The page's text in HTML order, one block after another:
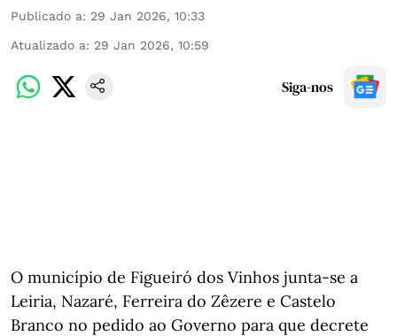
Publicado a: 29 Jan 2026, 10:33
Atualizado a: 29 Jan 2026, 10:59
Siga-nos
O município de Figueiró dos Vinhos junta-se a
Leiria, Nazaré, Ferreira do Zêzere e Castelo
Branco no pedido ao Governo para que decrete